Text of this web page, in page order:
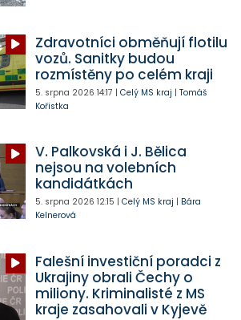
Zdravotníci obměňují flotilu
vozů. Sanitky budou
rozmístěny po celém kraji
5. srpna 2026 14:17 | Celý MS kraj | Tomáš
Kořistka
V. Palkovská i J. Bělica
nejsou na volebních
kandidátkách
5. srpna 2026 12:15 | Celý MS kraj | Bára
Kelnerová
Falešní investiční poradci z
Ukrajiny obrali Čechy o
miliony. Kriminalisté z MS
kraje zasahovali v Kyjevě